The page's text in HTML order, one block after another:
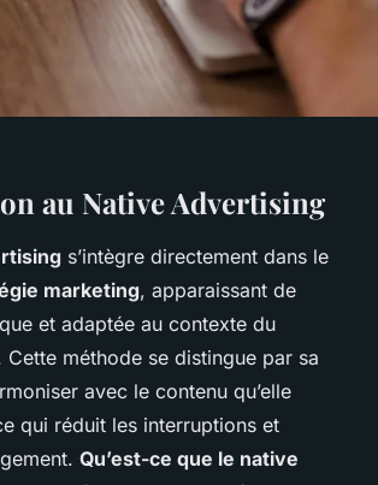
au Native Advertising
s’intègre directement dans le
marketing, apparaissant de
et adaptée au contexte du
Cette méthode se distingue par sa
avec le contenu qu’elle
qui réduit les interruptions et
Qu’est-ce que le native